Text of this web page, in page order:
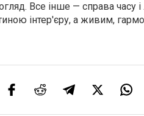
Все інше — справа часу
інтер'єру, а живим,